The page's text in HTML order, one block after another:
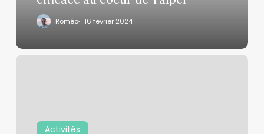
Roméo 16 février 2024
Pokemon
Boutique
Activités